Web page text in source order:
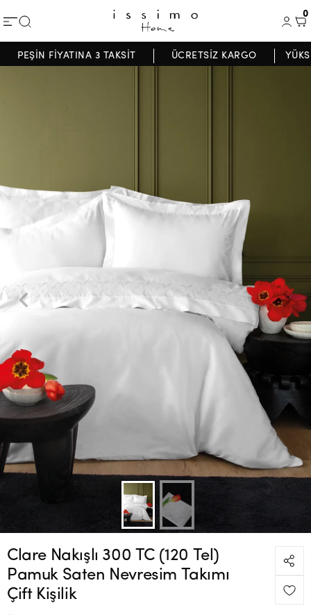
0
PEŞİN FİYATINA 3 TAKSİT ÜCRETSİZ KARGO
Clare Nakışlı 300 TC (120 Tel)
Pamuk Saten Nevresim Takımı
Çift Kişilik